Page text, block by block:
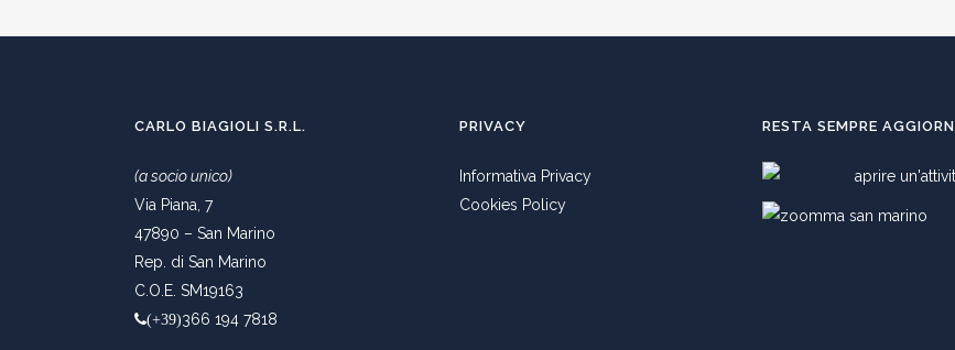
CARLO BIAGIOLI S.R.L.
(a socio unico)
Via Piana, 7
47890 – San Marino
Rep. di San Marino
C.O.E. SM19163
(+39)366 194 7818
PRIVACY
Informativa Privacy
Cookies Policy
RESTA SEMPRE